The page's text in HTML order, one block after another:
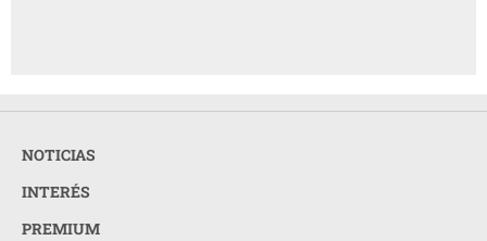
NOTICIAS
INTERÉS
PREMIUM